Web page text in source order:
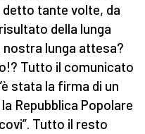
detto tante volte, da
della lunga
nostra lunga attesa?
Tutto il comunicato
stata la firma di un
Repubblica Popolare
Tutto il resto